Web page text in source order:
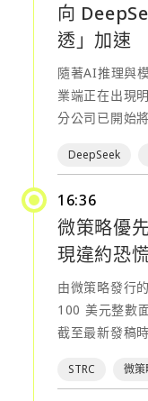
Moelis &
Bitmine 表示
公司持續擴大
Bitmine 於 6
持倉達
的背景下，公
去一年跌幅約
跌 5.95%，收在 16.9 美元
的融資模式與
STRC 類似，
間接放大對加
回撤的情況下
上升。
向
透」加速
隨著AI推理與
業端正在出現
分公司已開始
DeepSeek 成為
原生AI助手公
公司已將用戶
DeepSeek v4
他指出，這次
模型推理成本
方面，在多個
甚至優於原先模型。 不過，這次切換並
隊為了支撐
DeepSeek
16:36
微策略優
現違約恐
由微策略發行
100 美元整數
截至最新發稿時
震動華爾街。
STRC 微策